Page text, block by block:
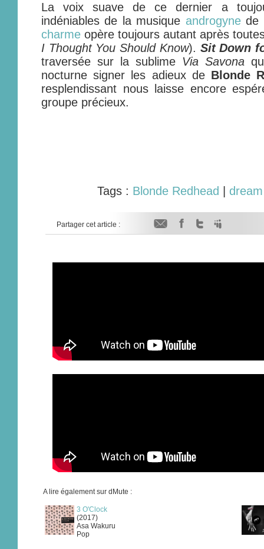
La voix suave de ce dernier a
indéniables de la musique androgynede
charme opère toujours autant après
I Thought You Should Know). Sit Down
traversée sur la sublime Via Savona
nocturne signer les adieux de Blonde
resplendissant nous laisse encore
groupe précieux.
Tags : Blonde Redhead
Partager cet article :
A lire également sur dMute :
3 O'Clock
(2017)
Asa Wakuru
Pop